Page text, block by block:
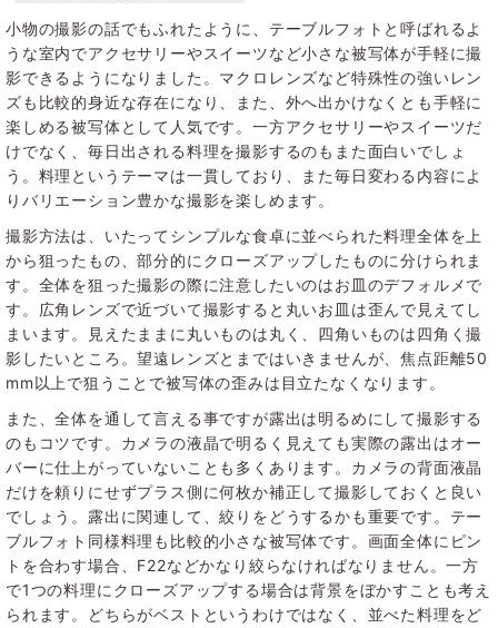
小物の撮影の話でもふれたように、テーブルフォトと呼ばれるよ
うな室内でアクセサリーやスイーツなど小さな被写体が手軽に撮
影できるようになりました。マクロレンズなど特殊性の強いレン
ズも比較的身近な存在になり、また、外へ出かけなくとも手軽に
楽しめる被写体として人気です。一方アクセサリーやスイーツだ
けでなく、毎日出される料理を撮影するのもまた面白いでしょ
う。料理というテーマは一貫しており、また毎日変わる内容によ
りバリエーション豊かな撮影を楽しめます。
撮影方法は、いたってシンプルな食卓に並べられた料理全体を上
から狙ったもの、部分的にクローズアップしたものに分けられま
す。全体を狙った撮影の際に注意したいのはお皿のデフォルメで
す。広角レンズで近づいて撮影すると丸いお皿は歪んで見えてし
まいます。見えたままに丸いものは丸く、四角いものは四角く撮
影したいところ。望遠レンズとまではいきませんが、焦点距離50
mm以上で狙うことで被写体の歪みは目立たなくなります。
また、全体を通して言える事ですが露出は明るめにして撮影する
のもコツです。カメラの液晶で明るく見えても実際の露出はオー
バーに仕上がっていないことも多くあります。カメラの背面液晶
だけを頼りにせずプラス側に何枚か補正して撮影しておくと良い
でしょう。露出に関連して、絞りをどうするかも重要です。テー
ブルフォト同様料理も比較的小さな被写体です。画面全体にピン
トを合わす場合、F22などかなり絞らなければなりません。一方
で1つの料理にクローズアップする場合は背景をぼかすことも考え
られます。どちらがベストというわけではなく、並べた料理をど